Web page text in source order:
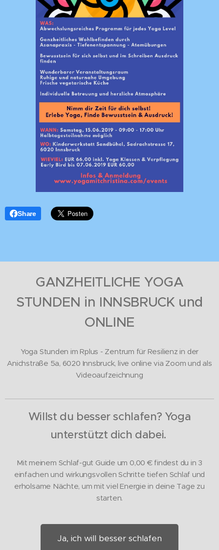
Share
GANZHEITLICHE YOGA
STUNDEN in INNSBRUCK und
ONLINE
Yoga Stunden im Rplus - Zentrum für Resilienz in der
Anichstraße 5a, 6020 Innsbruck, live online via Zoom und als
Videoaufzeichnung
Willst du besser schlafen? Yoga
unterstützt dich dabei.
Mit meinem Schlaf-gut Guide um 0,00 € findest du in 3
einfachen und wirkungsvollen Schritte tiefen Schlaf und
erholsame Nächte, um mit viel Energie in deine Tage zu
starten.
Ja, ich will besser schlafen